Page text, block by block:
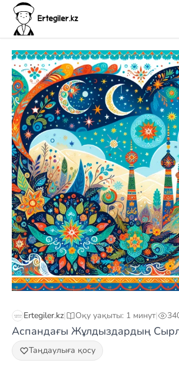
Ertegiler.kz| Оқу уақыты: 1 минут|
Аспандағы Жұлдыздардың
Таңдаулыға қосу